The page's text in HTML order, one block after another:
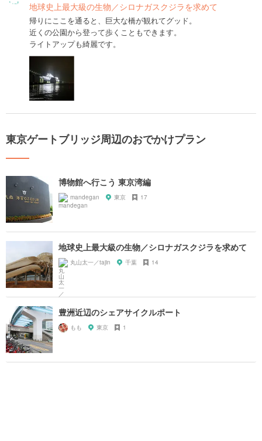
地球史上最大級の生物／シロナガスクジラを求めて
帰りにここを通ると、巨大な橋が観れてグッド。
近くの公園から登って歩くこともできます。
ライトアップも綺麗です。
東京ゲートブリッジ周辺のおでかけプラン
博物館へ行こう 東京湾編
mandegan 東京 17
地球史上最大級の生物／シロナガスクジラを求めて
丸山太一／tajin 千葉 14
豊洲近辺のシェアサイクルポート
もも 東京 1